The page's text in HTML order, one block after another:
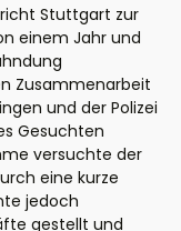
Stuttgart zur
einem Jahr und
Zusammenarbeit
und der Polizei
Gesuchten
versuchte der
eine kurze
jedoch
gestellt und